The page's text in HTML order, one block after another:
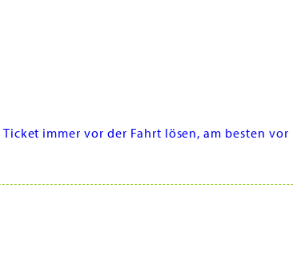
immer vor der Fahrt lösen, am besten vor